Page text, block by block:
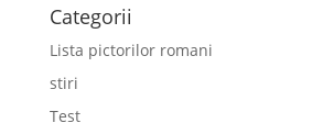
Categorii
Lista pictorilor romani
stiri
Test